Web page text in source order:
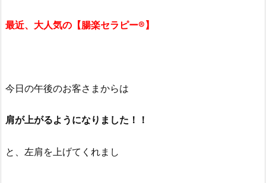
最近、大人気の【腸楽セラピー®︎】
今日の午後のお客さまからは
肩が上がるようになりました！！
と、左肩を上げてくれまし